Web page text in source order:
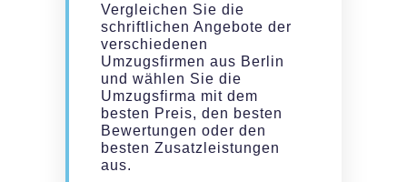
Vergleichen Sie die
schriftlichen Angebote der
verschiedenen
Umzugsfirmen aus Berlin
und wählen Sie die
Umzugsfirma mit dem
besten Preis, den besten
Bewertungen oder den
besten Zusatzleistungen
aus.